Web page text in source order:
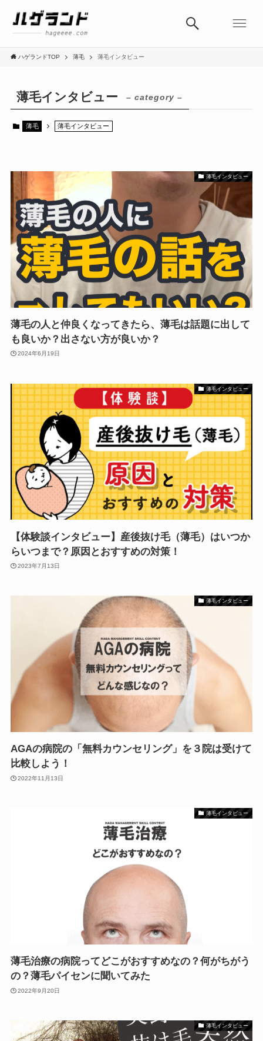
ハゲランドTOP 薄毛 薄毛インタビュー
薄毛インタビュー – category –
薄毛 薄毛インタビュー
薄毛インタビュー
薄毛の人と仲良くなってきたら、薄毛は話題に出して
も良いか？出さない方が良いか？
2024年6月19日
薄毛インタビュー
【体験談インタビュー】産後抜け毛（薄毛）はいつか
らいつまで？原因とおすすめの対策！
2023年7月13日
薄毛インタビュー
AGAの病院の「無料カウンセリング」を３院は受けて
比較しよう！
2022年11月13日
薄毛インタビュー
薄毛治療の病院ってどこがおすすめなの？何がちがう
の？薄毛パイセンに聞いてみた
2022年9月20日
薄毛インタビュー